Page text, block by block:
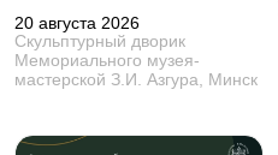
20 августа 2026
Скульптурный дворик
Мемориального музея-
мастерской З.И. Азгура, Минск